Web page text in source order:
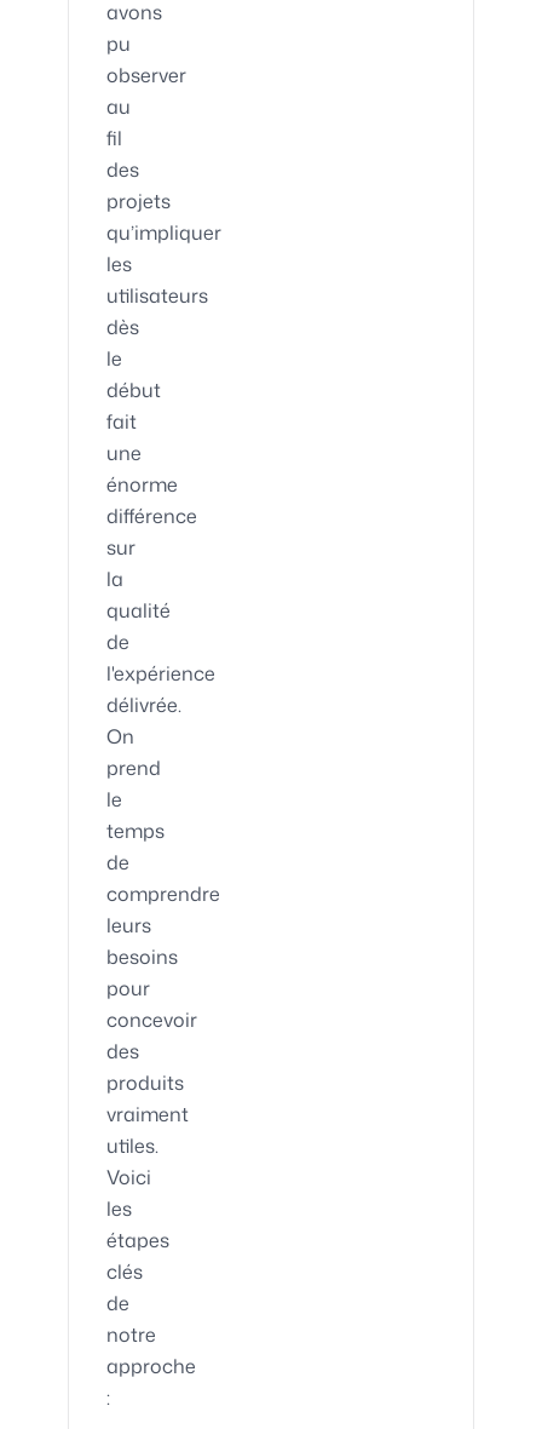
avons
pu
observer
au
fil
des
projets
qu’impliquer
les
utilisateurs
dès
le
début
fait
une
énorme
différence
sur
la
qualité
de
l'expérience
délivrée.
On
prend
le
temps
de
comprendre
leurs
besoins
pour
concevoir
des
produits
vraiment
utiles.
Voici
les
étapes
clés
de
notre
approche
: